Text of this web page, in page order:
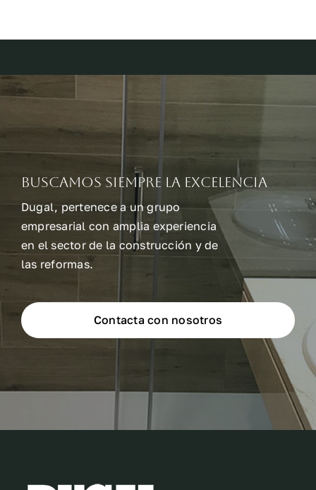
Buscamos siempre la excelencia
Dugal, pertenece a un grupo
empresarial con amplia experiencia
en el sector de la construcción y de
las reformas.
Contacta con nosotros